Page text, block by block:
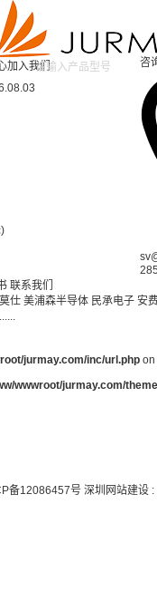
加入我们
咨
联系我们
莫仕 美浦森半导体 民承电子 安
jurmay.com/inc/url.php
wwwroot/jurmay.com/
备12086457号 深圳网站建设 :